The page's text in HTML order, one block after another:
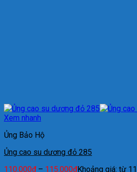
Xem nhanh
Ủng Bảo Hộ
Ủng cao su dương đỏ 285
110.000₫ – 115.000₫Khoảng giá: từ